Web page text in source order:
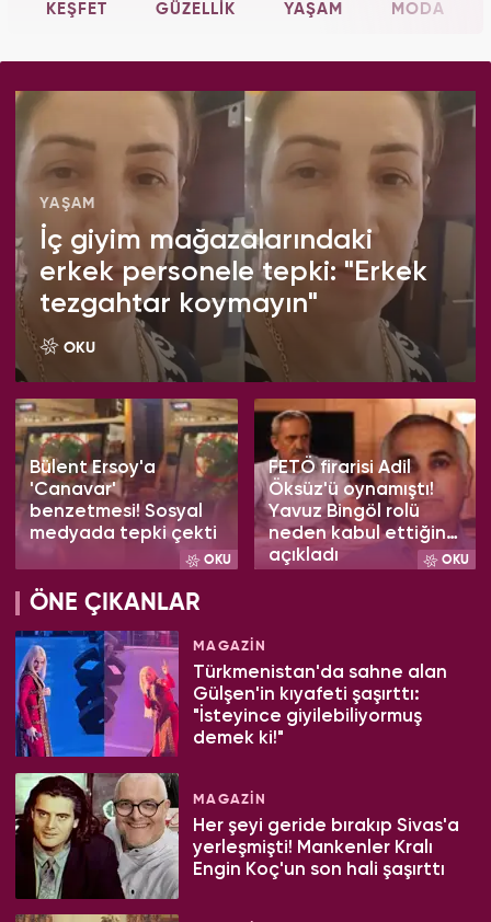
KEŞFET GÜZELLIK YAŞAM MODA
YAŞAM
İç giyim mağazalarındaki
erkek personele tepki: "Erkek
tezgahtar koymayın"
OKU
Bülent Ersoy'a
'Canavar'
benzetmesi! Sosyal
medyada tepki çekti
OKU
FETÖ firarisi Adil
Öksüz'ü oynamıştı!
Yavuz Bingöl rolü
neden kabul ettiğini
açıkladı
OKU
ÖNE ÇIKANLAR
MAGAZİN
Türkmenistan'da sahne alan
Gülşen'in kıyafeti şaşırttı:
"İsteyince giyilebiliyormuş
demek ki!"
MAGAZİN
Her şeyi geride bırakıp Sivas'a
yerleşmişti! Mankenler Kralı
Engin Koç'un son hali şaşırttı